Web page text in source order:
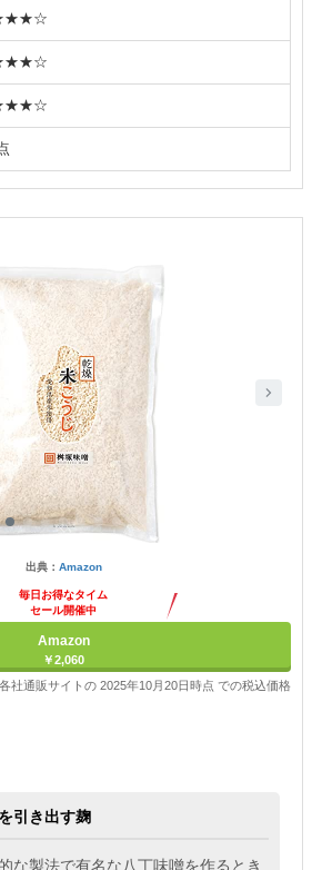
出典： Amazon
毎日お得なタイム
セール開催中
Amazon
￥2,060
社通販サイトの 2025年10月20日時点 での税込価格
引き出す麹
な製法で有名な八丁味噌を作るとき